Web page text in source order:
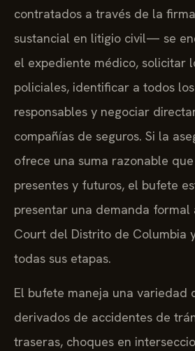
contratados a través de la
sustancial en litigio civil— se
el expediente médico, solicitar
policiales, identificar a todos
responsables y negociar
compañías de seguros. Si la
ofrece una suma razonable
presentes y futuros, el bufete
presentar una demanda formal
Court del Distrito de Columbia
todas sus etapas.
El bufete maneja una variedad
derivados de accidentes de
traseras, choques en